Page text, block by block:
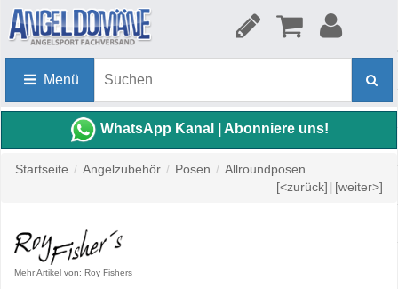
Menü
WhatsApp Kanal | Abonniere uns!
Startseite / Angelzubehör / Posen / Allroundposen
[<zurück] | [weiter>]
Mehr Artikel von: Roy Fishers